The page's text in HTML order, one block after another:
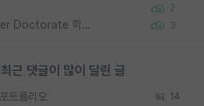
2
우리나라도 학구 열풍보면 Higher Doctorate 학위가 필요하다고 봅니다. 3
근 댓글이 많이 달린 글
트폴리오 14